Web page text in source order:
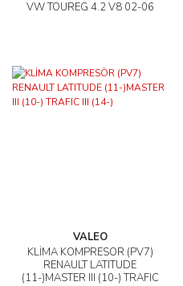
VW TOUREG 4.2 V8 02-06
VALEO
KLİMA KOMPRESÖR (PV7)
RENAULT LATITUDE
(11-)MASTER III (10-) TRAFIC